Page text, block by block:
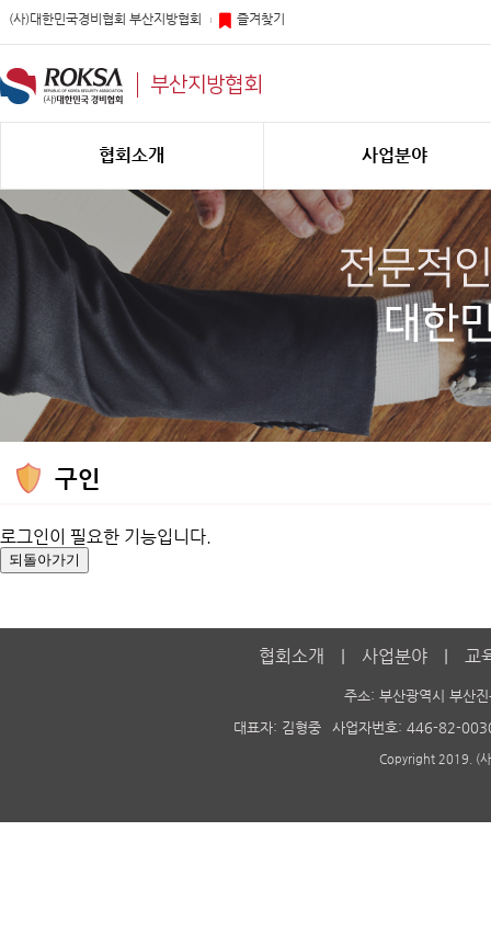
(사)대한민국경비협회 부산지방협회 즐겨찾기
부산지방협회
협회소개 사업분야
구인
로그인이 필요한 기능입니다.
협회소개 사업분야 교
주소: 부산광역시 부산
대표자: 김형중
사업자번호: 446-82-
Copyright 2019. (사